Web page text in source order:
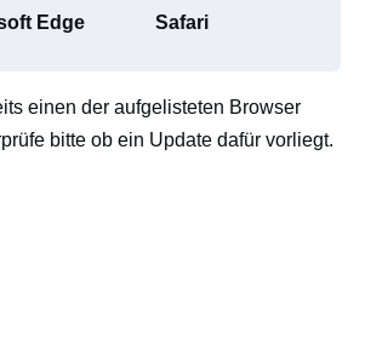
Edge Safari
einen der aufgelisteten Browser
bitte ob ein Update dafür vorliegt.